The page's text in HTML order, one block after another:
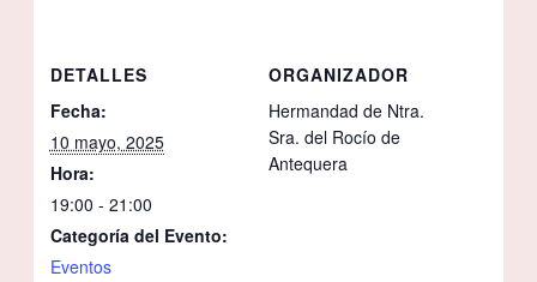
DETALLES
Fecha:
10 mayo, 2025
Hora:
19:00 - 21:00
Categoría del Evento:
Eventos
ORGANIZADOR
Hermandad de Ntra.
Sra. del Rocío de
Antequera